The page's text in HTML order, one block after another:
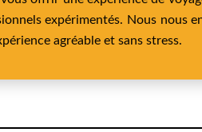
expérimentés. Nous nous
agréable et sans stress.